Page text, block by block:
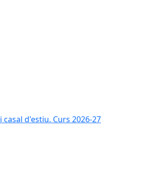
d'estiu. Curs 2026-27